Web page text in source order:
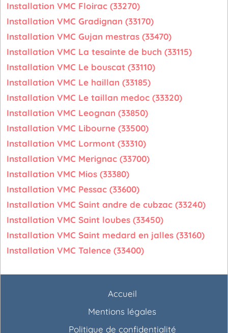
Installation VMC Floirac (33270)
Installation VMC Gradignan (33170)
Installation VMC Gujan mestras (33470)
Installation VMC La tesainte de buch (33115)
Installation VMC Le bouscat (33110)
Installation VMC Le haillan (33185)
Installation VMC Le taillan medoc (33320)
Installation VMC Leognan (33850)
Installation VMC Libourne (33500)
Installation VMC Lormont (33310)
Installation VMC Merignac (33700)
Installation VMC Mios (33380)
Installation VMC Pessac (33600)
Installation VMC Saint andre de cubzac (33240)
Installation VMC Saint loubes (33450)
Installation VMC Saint medard en jalles (33160)
Installation VMC Talence (33400)
Accueil
Mentions légales
Politique de confidentialité